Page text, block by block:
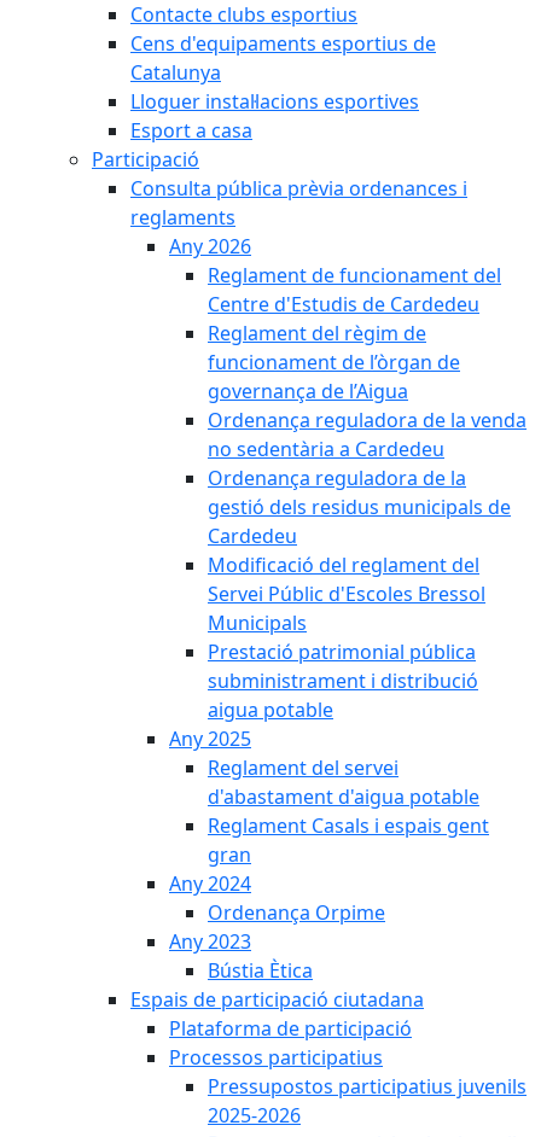
Contacte clubs esportius
Cens d'equipaments esportius de
Catalunya
Lloguer instal·lacions esportives
Esport a casa
Participació
Consulta pública prèvia ordenances i
reglaments
Any 2026
Reglament de funcionament del
Centre d'Estudis de Cardedeu
Reglament del règim de
funcionament de l’òrgan de
governança de l’Aigua
Ordenança reguladora de la venda
no sedentària a Cardedeu
Ordenança reguladora de la
gestió dels residus municipals de
Cardedeu
Modificació del reglament del
Servei Públic d'Escoles Bressol
Municipals
Prestació patrimonial pública
subministrament i distribució
aigua potable
Any 2025
Reglament del servei
d'abastament d'aigua potable
Reglament Casals i espais gent
gran
Any 2024
Ordenança Orpime
Any 2023
Bústia Ètica
Espais de participació ciutadana
Plataforma de participació
Processos participatius
Pressupostos participatius juvenils
2025-2026